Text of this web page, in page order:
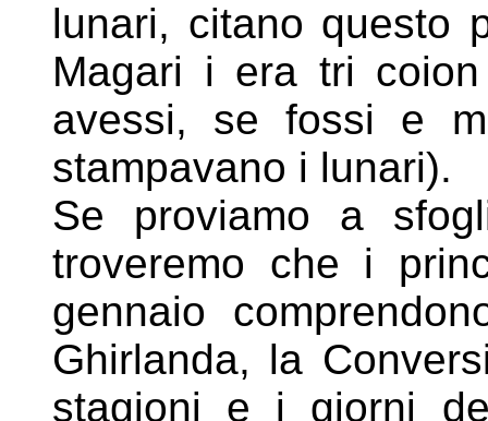
lunari, citano questo
Magari i era tri
avessi, se fossi e
stampavano i lunari).
Se proviamo a
troveremo che i
gennaio
Ghirlanda, la
stagioni e i giorni